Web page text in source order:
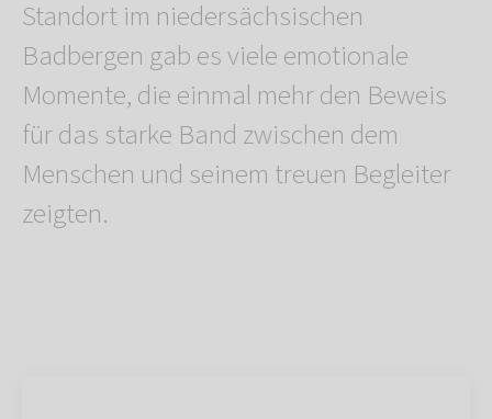
Standort im niedersächsischen
Badbergen gab es viele emotionale
Momente, die einmal mehr den Beweis
für das starke Band zwischen dem
Menschen und seinem treuen Begleiter
zeigten.